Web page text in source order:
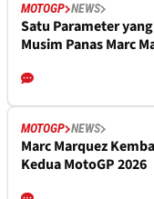
MOTOGP NEWS
Satu Parameter
Musim Panas Marc
MOTOGP NEWS
Marc Marquez
Kedua MotoGP 2026